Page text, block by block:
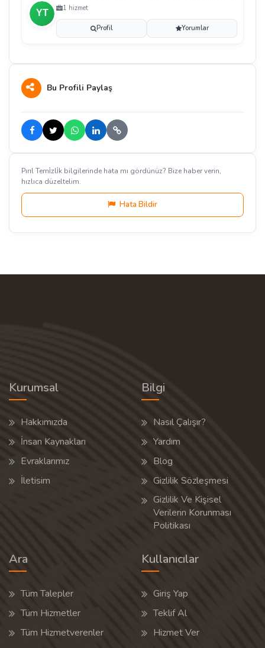
1 hizmet
Profil Yorumlar
Bu Profili Paylaş
Pırıl Temi̇zli̇k bilgilerinde hata mı gördünüz? Bize haber verin,
hızlıca düzeltelim.
Hata Bildir
Kurumsal
Hakkımızda
İnsan Kaynakları
Evraklarımız
İletisim
Bilgi
Nasıl Çalışır?
Yardım
Blog
Gizlilik Sözleşmesi
Gizlilik Ve Kişisel
Verilerin Korunması
Politikası
Ara
Tüm Talepler
Tüm Hizmetler
Tüm Hizmetverenler
Kullanıcılar
Giriş Yap
Teklif Al
Hizmet Ver